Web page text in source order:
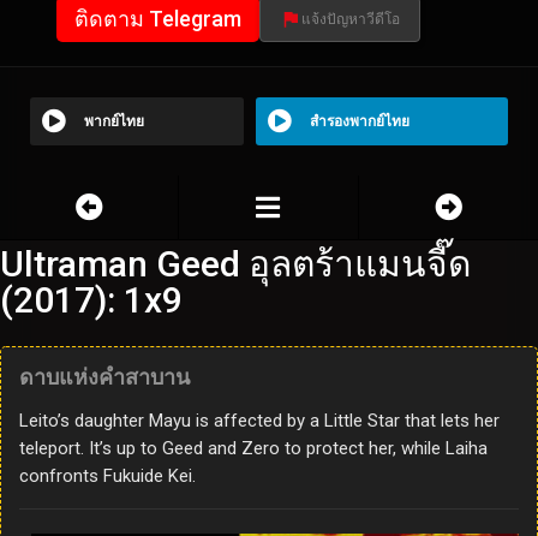
ติดตาม Telegram แจ้งปัญหาวีดีโอ
พากย์ไทย สำรองพากย์ไทย
Ultraman Geed อุลตร้าแมนจี๊ด
(2017): 1x9
ดาบแห่งคำสาบาน
Leito’s daughter Mayu is affected by a Little Star that lets her
teleport. It’s up to Geed and Zero to protect her, while Laiha
confronts Fukuide Kei.